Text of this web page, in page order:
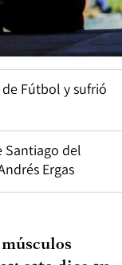
Fútbol y sufrió
Santiago del
Ergas